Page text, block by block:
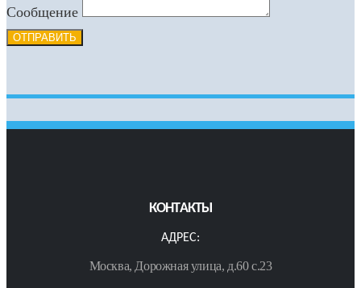
Сообщение
ОТПРАВИТЬ
КОНТАКТЫ
АДРЕС:
Москва, Дорожная улица, д.60 с.23